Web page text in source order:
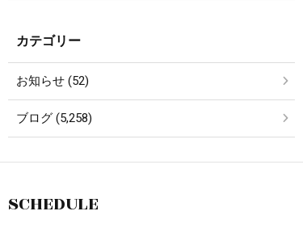
カテゴリー
お知らせ (52)
ブログ (5,258)
SCHEDULE